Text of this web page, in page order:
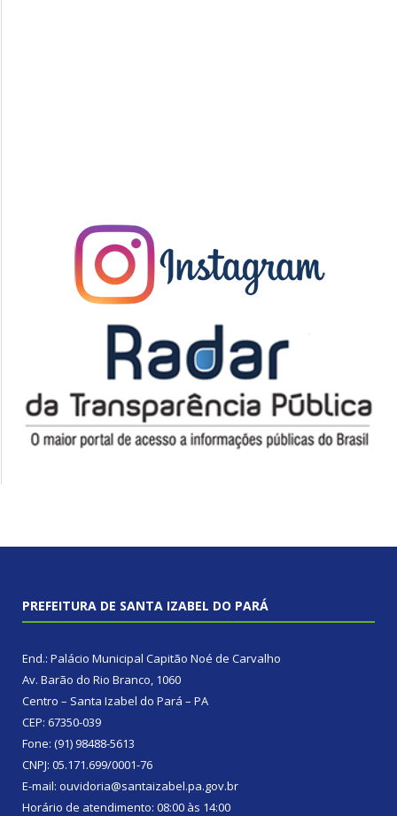
PREFEITURA DE SANTA IZABEL DO PARÁ
End.: Palácio Municipal Capitão Noé de Carvalho
Av. Barão do Rio Branco, 1060
Centro – Santa Izabel do Pará – PA
CEP: 67350-039
Fone: (91) 98488-5613
CNPJ: 05.171.699/0001-76
E-mail: ouvidoria@santaizabel.pa.gov.br
Horário de atendimento: 08:00 às 14:00